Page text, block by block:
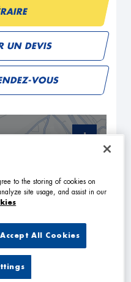
UN DEVIS
VOUS
+
to the storing of cookies on
site usage, and assist in our
Accept All Cookies